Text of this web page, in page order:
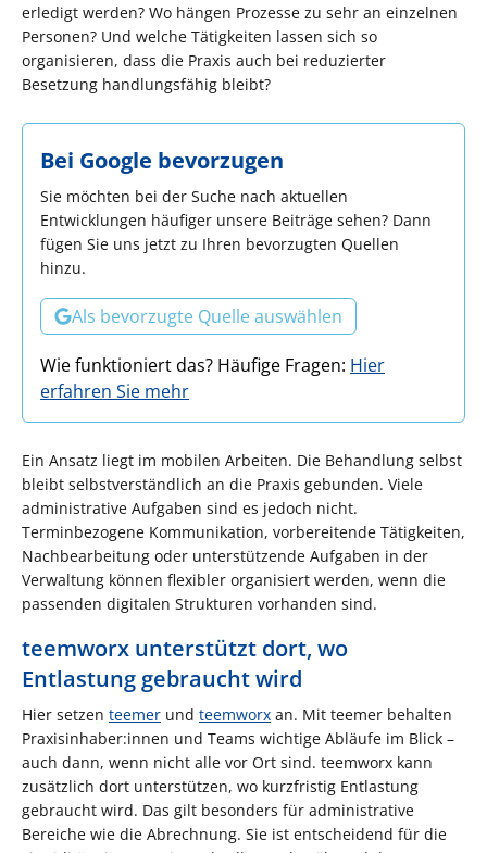
erledigt werden? Wo hängen Prozesse zu sehr an einzelnen
Personen? Und welche Tätigkeiten lassen sich so
organisieren, dass die Praxis auch bei reduzierter
Besetzung handlungsfähig bleibt?
Bei Google bevorzugen
Sie möchten bei der Suche nach aktuellen
Entwicklungen häufiger unsere Beiträge sehen? Dann
fügen Sie uns jetzt zu Ihren bevorzugten Quellen
hinzu.
Als bevorzugte Quelle auswählen
Wie funktioniert das? Häufige Fragen: Hier
erfahren Sie mehr
Ein Ansatz liegt im mobilen Arbeiten. Die Behandlung selbst
bleibt selbstverständlich an die Praxis gebunden. Viele
administrative Aufgaben sind es jedoch nicht.
Terminbezogene Kommunikation, vorbereitende Tätigkeiten,
Nachbearbeitung oder unterstützende Aufgaben in der
Verwaltung können flexibler organisiert werden, wenn die
passenden digitalen Strukturen vorhanden sind.
teemworx unterstützt dort, wo
Entlastung gebraucht wird
Hier setzen teemer und teemworx an. Mit teemer behalten
Praxisinhaber:innen und Teams wichtige Abläufe im Blick –
auch dann, wenn nicht alle vor Ort sind. teemworx kann
zusätzlich dort unterstützen, wo kurzfristig Entlastung
gebraucht wird. Das gilt besonders für administrative
Bereiche wie die Abrechnung. Sie ist entscheidend für die